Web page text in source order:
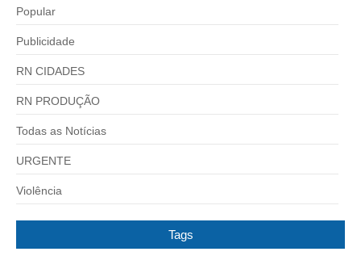
Popular
Publicidade
RN CIDADES
RN PRODUÇÃO
Todas as Notícias
URGENTE
Violência
Tags